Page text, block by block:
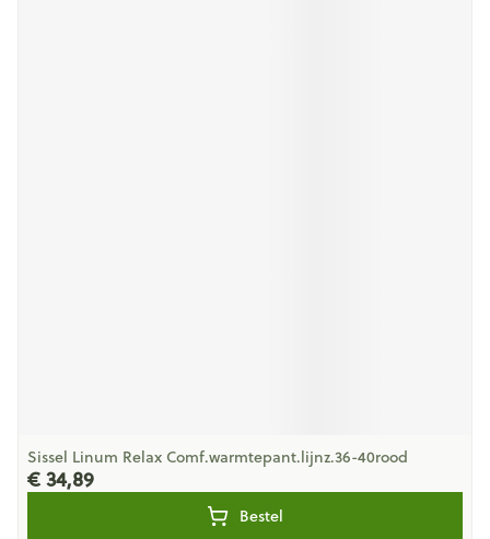
Sissel Linum Relax Comf.warmtepant.lijnz.36-40rood
€ 34,89
Bestel